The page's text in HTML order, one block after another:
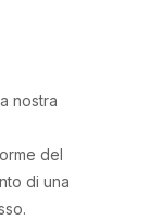
nostra
del
di una